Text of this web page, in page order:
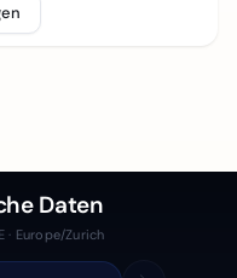
Daten
· Europe/Zurich